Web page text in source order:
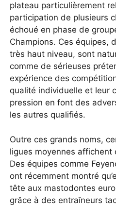
plateau particulièrement
participation de plusieurs
échoué en phase de
Champions. Ces équipes,
très haut niveau, sont
comme de sérieuses
expérience des
qualité individuelle et leur
pression en font des
les autres qualifiés.
Outre ces grands noms,
ligues moyennes affichent
Des équipes comme
ont récemment montré
tête aux mastodontes
grâce à des entraîneurs